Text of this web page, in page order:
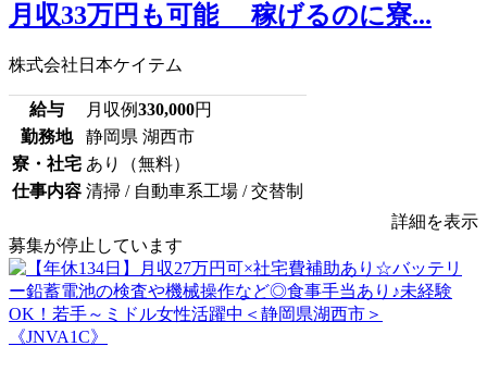
月収33万円も可能 稼げるのに寮...
株式会社日本ケイテム
給与 月収例330,000円
勤務地
静岡県 湖西市
寮・社宅 あり（無料）
仕事内容 清掃 / 自動車系工場 / 交替制
詳細を表示
募集が停止しています